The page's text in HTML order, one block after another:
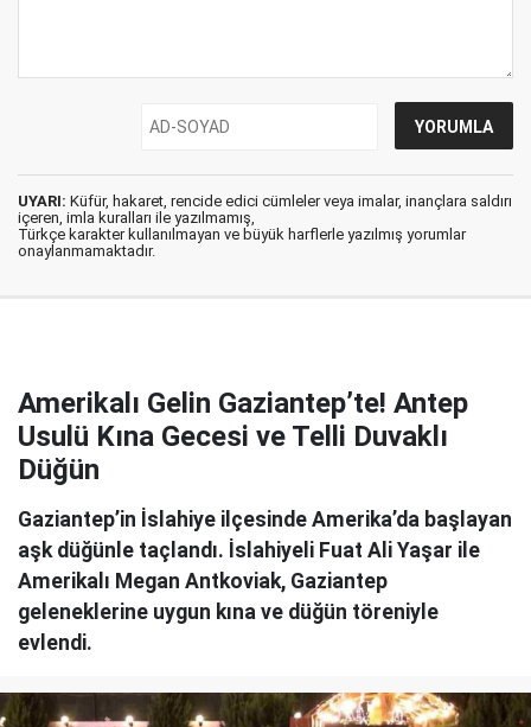
UYARI: Küfür, hakaret, rencide edici cümleler veya imalar, inançlara saldırı
içeren, imla kuralları ile yazılmamış,
Türkçe karakter kullanılmayan ve büyük harflerle yazılmış yorumlar
onaylanmamaktadır.
Amerikalı Gelin Gaziantep’te! Antep
Usulü Kına Gecesi ve Telli Duvaklı
Düğün
Gaziantep’in İslahiye ilçesinde Amerika’da başlayan
aşk düğünle taçlandı. İslahiyeli Fuat Ali Yaşar ile
Amerikalı Megan Antkoviak, Gaziantep
geleneklerine uygun kına ve düğün töreniyle
evlendi.